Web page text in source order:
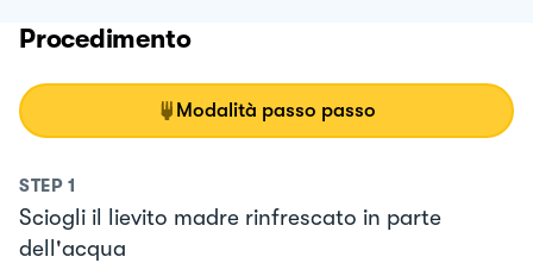
Procedimento
Modalità passo passo
STEP 1
Sciogli il lievito madre rinfrescato in parte
dell'acqua